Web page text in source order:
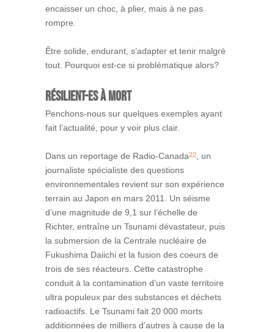
encaisser un choc, à plier, mais à ne pas
rompre.
Être solide, endurant, s’adapter et tenir malgré
tout. Pourquoi est-ce si problématique alors?
Résilient-es à mort
Penchons-nous sur quelques exemples ayant
fait l’actualité, pour y voir plus clair.
Dans un reportage de Radio-Canada22
, un
journaliste spécialiste des questions
environnementales revient sur son expérience
terrain au Japon en mars 2011. Un séisme
d’une magnitude de 9,1 sur l’échelle de
Richter, entraîne un Tsunami dévastateur, puis
la submersion de la Centrale nucléaire de
Fukushima Daiichi et la fusion des coeurs de
trois de ses réacteurs. Cette catastrophe
conduit à la contamination d’un vaste territoire
ultra populeux par des substances et déchets
radioactifs. Le Tsunami fait 20 000 morts
additionnées de milliers d’autres à cause de la